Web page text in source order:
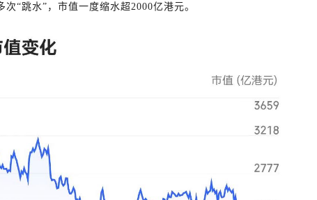
“跳水”，市值一度缩水超2000亿港元。